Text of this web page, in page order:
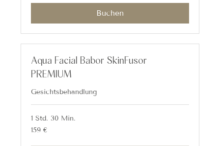
Buchen
Aqua Facial Babor SkinFusor
PREMIUM
Gesichtsbehandlung
1 Std. 30 Min.
159
Euro
159 €